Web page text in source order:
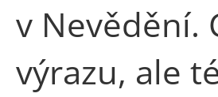
v Nevědění.
výrazu, ale